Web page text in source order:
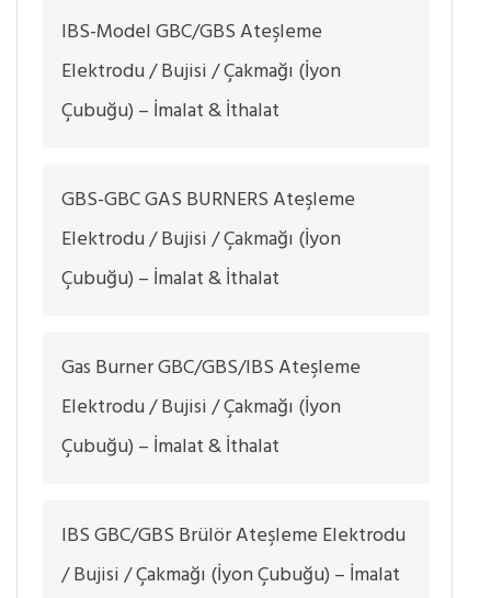
IBS-Model GBC/GBS Ateşleme
Elektrodu / Bujisi / Çakmağı (İyon
Çubuğu) – İmalat & İthalat
GBS-GBC GAS BURNERS Ateşleme
Elektrodu / Bujisi / Çakmağı (İyon
Çubuğu) – İmalat & İthalat
Gas Burner GBC/GBS/IBS Ateşleme
Elektrodu / Bujisi / Çakmağı (İyon
Çubuğu) – İmalat & İthalat
IBS GBC/GBS Brülör Ateşleme Elektrodu
/ Bujisi / Çakmağı (İyon Çubuğu) – İmalat